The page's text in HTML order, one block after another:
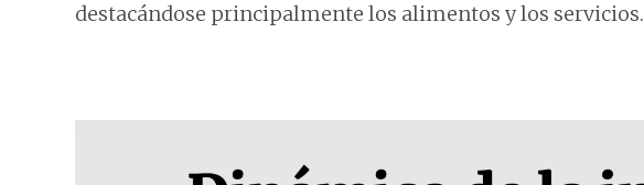
destacándose principalmente los alimentos y los servicios.